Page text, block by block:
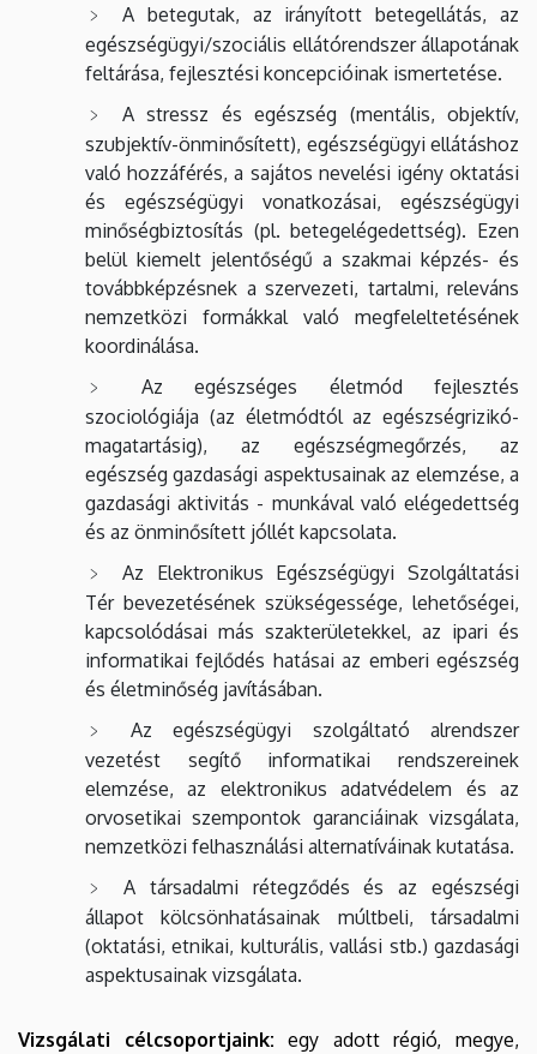
A betegutak, az irányított betegellátás, az
egészségügyi/szociális ellátórendszer állapotának
feltárása, fejlesztési koncepcióinak ismertetése.
A stressz és egészség (mentális, objektív,
szubjektív-önminősített), egészségügyi ellátáshoz
való hozzáférés, a sajátos nevelési igény oktatási
és egészségügyi vonatkozásai, egészségügyi
minőségbiztosítás (pl. betegelégedettség). Ezen
belül kiemelt jelentőségű a szakmai képzés- és
továbbképzésnek a szervezeti, tartalmi, releváns
nemzetközi formákkal való megfeleltetésének
koordinálása.
Az egészséges életmód fejlesztés
szociológiája (az életmódtól az egészségrizikó-
magatartásig), az egészségmegőrzés, az
egészség gazdasági aspektusainak az elemzése, a
gazdasági aktivitás - munkával való elégedettség
és az önminősített jóllét kapcsolata.
Az Elektronikus Egészségügyi Szolgáltatási
Tér bevezetésének szükségessége, lehetőségei,
kapcsolódásai más szakterületekkel, az ipari és
informatikai fejlődés hatásai az emberi egészség
és életminőség javításában.
Az egészségügyi szolgáltató alrendszer
vezetést segítő informatikai rendszereinek
elemzése, az elektronikus adatvédelem és az
orvosetikai szempontok garanciáinak vizsgálata,
nemzetközi felhasználási alternatíváinak kutatása.
A társadalmi rétegződés és az egészségi
állapot kölcsönhatásainak múltbeli, társadalmi
(oktatási, etnikai, kulturális, vallási stb.) gazdasági
aspektusainak vizsgálata.
Vizsgálati célcsoportjaink: egy adott régió, megye,